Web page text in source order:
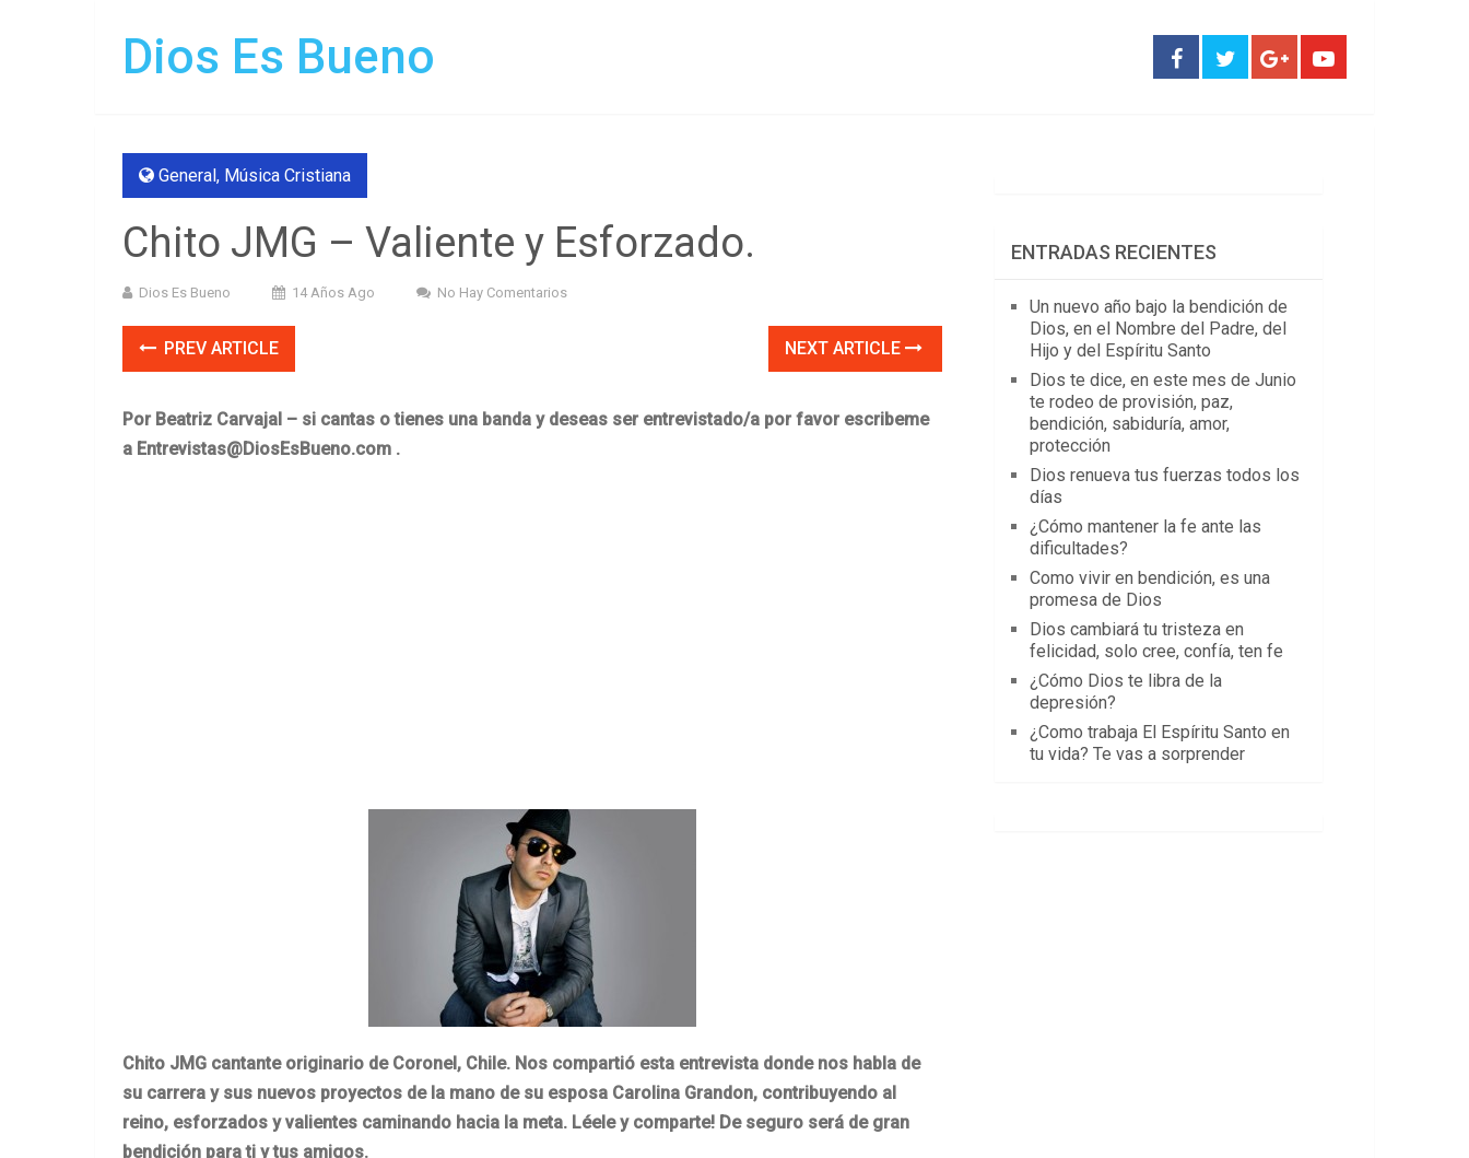
Dios Es Bueno
General, Música Cristiana
Chito JMG – Valiente y Esforzado.
Dios Es Bueno 14 Años Ago No Hay Comentarios
PREV ARTICLE NEXT ARTICLE
Por Beatriz Carvajal – si cantas o tienes una banda y deseas ser entrevistado/a por favor escribeme
a Entrevistas@DiosEsBueno.com .
Chito JMG cantante originario de Coronel, Chile. Nos compartió esta entrevista donde nos habla de
su carrera y sus nuevos proyectos de la mano de su esposa Carolina Grandon, contribuyendo al
reino, esforzados y valientes caminando hacia la meta. Léele y comparte! De seguro será de gran
bendición para ti y tus amigos.
ENTRADAS RECIENTES
Un nuevo año bajo la bendición de
Dios, en el Nombre del Padre, del
Hijo y del Espíritu Santo
Dios te dice, en este mes de Junio
te rodeo de provisión, paz,
bendición, sabiduría, amor,
protección
Dios renueva tus fuerzas todos los
días
¿Cómo mantener la fe ante las
dificultades?
Como vivir en bendición, es una
promesa de Dios
Dios cambiará tu tristeza en
felicidad, solo cree, confía, ten fe
¿Cómo Dios te libra de la
depresión?
¿Como trabaja El Espíritu Santo en
tu vida? Te vas a sorprender